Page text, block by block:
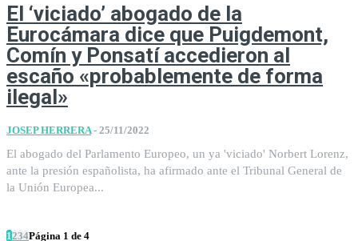
El ‘viciado’ abogado de la
Eurocámara dice que Puigdemont,
Comín y Ponsatí accedieron al
escaño «probablemente de forma
ilegal»
JOSEP HERRERA - 25/11/2022
El abogado del Parlamento Europeo, un ya 'viciado' Norbert Lorenz,
ante la presión españolista, ha afirmado ante el Tribunal General de
la Unión Europea...
1 234Página 1 de 4